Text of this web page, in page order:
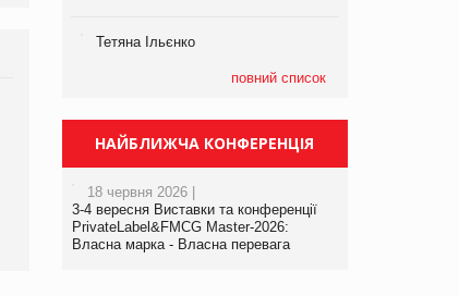
Брагина Людмила
Просування компанії на
www.trademaster.ua.
правила. Особливості.
Тетяна Ільєнко
повний список
НАЙБЛИЖЧА КОНФЕРЕНЦІЯ
18 червня 2026 |
3-4 вересня Виставки та конференції
PrivateLabel&FMCG Master-2026:
Власна марка - Власна перевага